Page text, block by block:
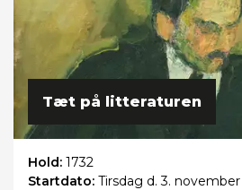
Tæt på litteraturen
Hold: 1732
Startdato: Tirsdag d. 3. november